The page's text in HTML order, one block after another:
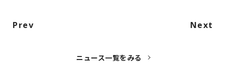
Prev Next
ニュース一覧をみる